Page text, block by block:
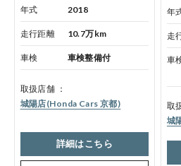
各店舗へのお問い
コーポレートサ
年式 2018
走行距離 10.7万km
車検 車検整備付
取扱店舗
城陽店(Honda Cars 京都)
詳細はこちら
年
走
車
取
城